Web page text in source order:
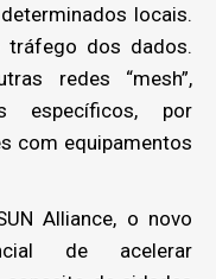
locais.
tráfego dos dados.
redes “mesh”,
específicos, por
com equipamentos
Alliance, o novo
de acelerar